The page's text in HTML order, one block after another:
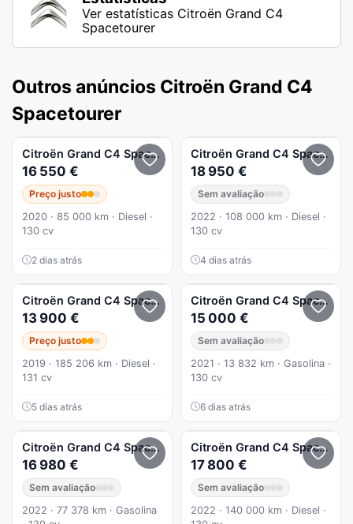
Ver estatísticas Citroën Grand C4
Spacetourer
Outros anúncios Citroën Grand C4
Spacetourer
Citroën Grand C4 Spacetourer 1.5 BlueHDi Shine
16 550 €
Preço justo
2020 · 85 000 km · Diesel ·
130 cv
2 dias atrás
Citroën Grand C4 Spacetourer
18 950 €
Sem avaliação
2022 · 108 000 km · Diesel ·
130 cv
4 dias atrás
Citroën Grand C4 Spacetourer BlueHDi 130 Stop&Start LIVE
13 900 €
Preço justo
2019 · 185 206 km · Diesel ·
131 cv
5 dias atrás
Citroën Grand C4 Spacetourer
15 000 €
Sem avaliação
2021 · 13 832 km · Gasolina ·
130 cv
6 dias atrás
Citroën Grand C4 Spacetourer 1.2 PureTech Origins
16 980 €
Sem avaliação
2022 · 77 378 km · Gasolina
Citroën Grand C4 Spacetourer
17 800 €
Sem avaliação
2022 · 140 000 km · Diesel ·